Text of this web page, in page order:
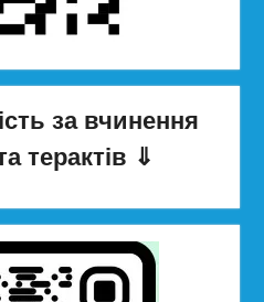
за вчинення
терактів ⇓